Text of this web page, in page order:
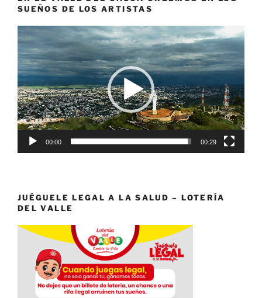
SUEÑOS DE LOS ARTISTAS
Reproductor
de
vídeo
00:00 00:29
JUÉGUELE LEGAL A LA SALUD – LOTERÍA
DEL VALLE